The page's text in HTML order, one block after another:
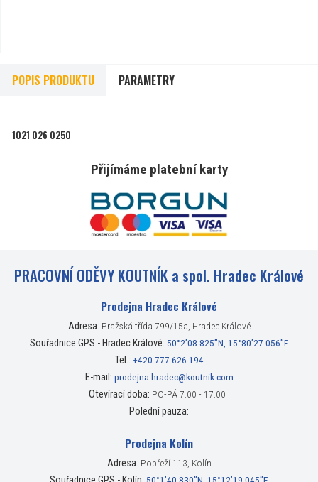
POPIS PRODUKTU PARAMETRY
1021 026 0250
Přijímáme platební karty
PRACOVNÍ ODĚVY KOUTNÍK a spol. Hradec Králové
Prodejna Hradec Králové
Adresa: Pražská třída 799/15a, Hradec Králové
Souřadnice GPS - Hradec Králové: 50°2’08.825”N, 15°80’27.056”E
Tel.: +420 777 626 194
E-mail: prodejna.hradec@koutnik.com
Otevírací doba: PO-PÁ 7:00 - 17:00
Polední pauza:
Prodejna Kolín
Adresa: Pobřeží 113, Kolín